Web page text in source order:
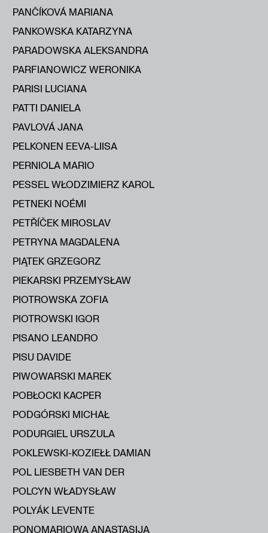
PANČÍKOVÁ MARIANA
PANKOWSKA KATARZYNA
PARADOWSKA ALEKSANDRA
PARFIANOWICZ WERONIKA
PARISI LUCIANA
PATTI DANIELA
PAVLOVÁ JANA
PELKONEN EEVA-LIISA
PERNIOLA MARIO
PESSEL WŁODZIMIERZ KAROL
PETNEKI NOÉMI
PETŘÍČEK MIROSLAV
PETRYNA MAGDALENA
PIĄTEK GRZEGORZ
PIEKARSKI PRZEMYSŁAW
PIOTROWSKA ZOFIA
PIOTROWSKI IGOR
PISANO LEANDRO
PISU DAVIDE
PIWOWARSKI MAREK
POBŁOCKI KACPER
PODGÓRSKI MICHAŁ
PODURGIEL URSZULA
POKLEWSKI-KOZIEŁŁ DAMIAN
POL LIESBETH VAN DER
POLCYN WŁADYSŁAW
POLYÁK LEVENTE
PONOMARIOWA ANASTASIJA